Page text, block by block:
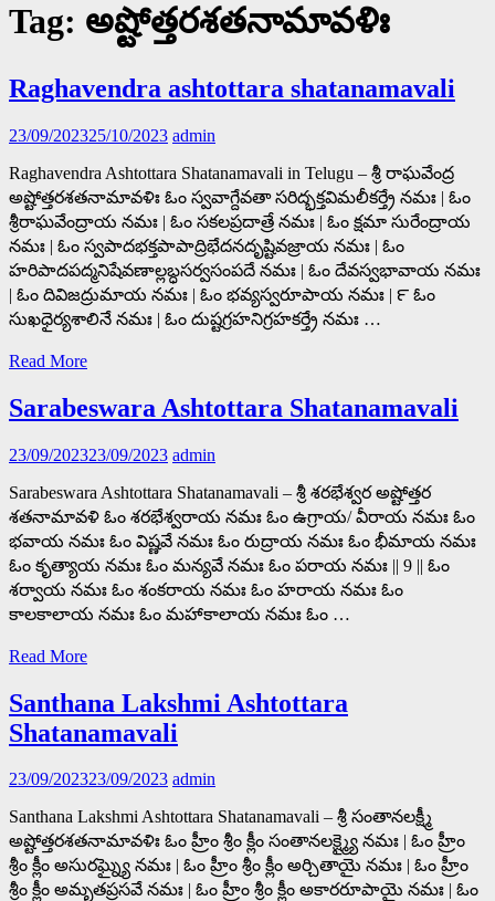
Tag: అష్టోత్తరశతనామావళిః
Raghavendra ashtottara shatanamavali
23/09/202325/10/2023 admin
Raghavendra Ashtottara Shatanamavali in Telugu – శ్రీ రాఘవేంద్ర
అష్టోత్తరశతనామావళిః ఓం స్వవాగ్దేవతా సరిద్భక్తవిమలీకర్త్రే నమః | ఓం
శ్రీరాఘవేంద్రాయ నమః | ఓం సకలప్రదాత్రే నమః | ఓం క్షమా సురేంద్రాయ
నమః | ఓం స్వపాదభక్తపాపాద్రిభేదనదృష్టివజ్రాయ నమః | ఓం
హరిపాదపద్మనిషేవణాల్లబ్ధసర్వసంపదే నమః | ఓం దేవస్వభావాయ నమః
| ఓం దివిజద్రుమాయ నమః | ఓం భవ్యస్వరూపాయ నమః | ౯ ఓం
సుఖధైర్యశాలినే నమః | ఓం దుష్టగ్రహనిగ్రహకర్త్రే నమః …
Read More
Sarabeswara Ashtottara Shatanamavali
23/09/202323/09/2023 admin
Sarabeswara Ashtottara Shatanamavali – శ్రీ శరభేశ్వర అష్టోత్తర
శతనామావళి ఓం శరభేశ్వరాయ నమః ఓం ఉగ్రాయ/ వీరాయ నమః ఓం
భవాయ నమః ఓం విష్ణవే నమః ఓం రుద్రాయ నమః ఓం భీమాయ నమః
ఓం కృత్యాయ నమః ఓం మన్యవే నమః ఓం పరాయ నమః || 9 || ఓం
శర్వాయ నమః ఓం శంకరాయ నమః ఓం హరాయ నమః ఓం
కాలకాలాయ నమః ఓం మహాకాలాయ నమః ఓం …
Read More
Santhana Lakshmi Ashtottara
Shatanamavali
23/09/202323/09/2023 admin
Santhana Lakshmi Ashtottara Shatanamavali – శ్రీ సంతానలక్ష్మీ
అష్టోత్తరశతనామావళిః ఓం హ్రీం శ్రీం క్లీం సంతానలక్ష్మ్యై నమః | ఓం హ్రీం
శ్రీం క్లీం అసురఘ్న్యై నమః | ఓం హ్రీం శ్రీం క్లీం అర్చితాయై నమః | ఓం హ్రీం
శ్రీం క్లీం అమృతప్రసవే నమః | ఓం హ్రీం శ్రీం క్లీం అకారరూపాయై నమః | ఓం